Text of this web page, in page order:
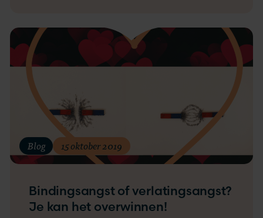
Blog 15 oktober 2019
Bindingsangst of verlatingsangst?
Je kan het overwinnen!